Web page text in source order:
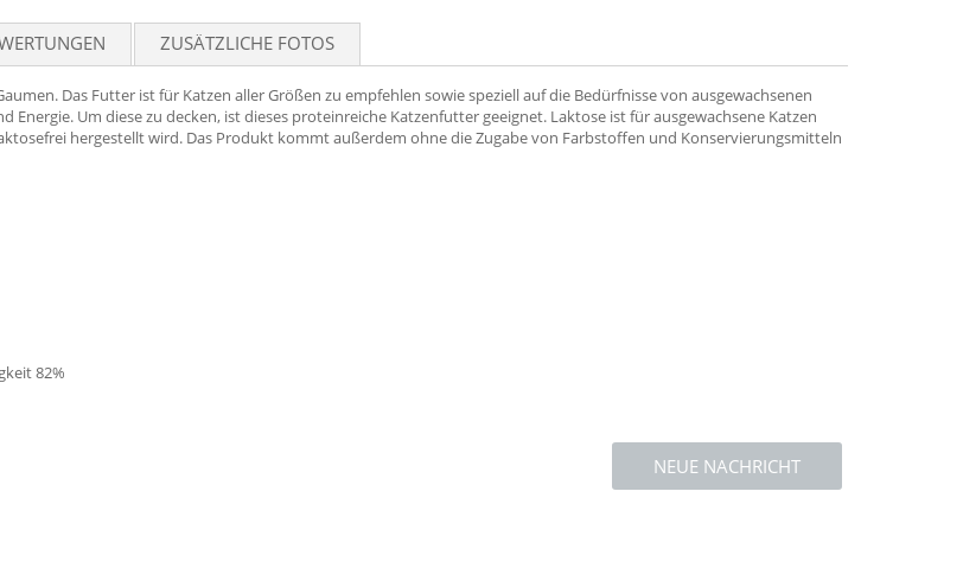
ZUSÄTZLICHE FOTOS
Das Futter ist für Katzen aller Größen zu empfehlen sowie speziell auf die Bedürfnisse von ausgewachsenen
Um diese zu decken, ist dieses proteinreiche Katzenfutter geeignet. Laktose ist für ausgewachsene Katzen
hergestellt wird. Das Produkt kommt außerdem ohne die Zugabe von Farbstoffen und Konservierungsmitteln
82%
NEUE NACHRICHT